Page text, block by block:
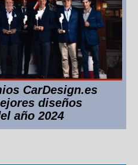
CarDesign.es
diseños
año 2024